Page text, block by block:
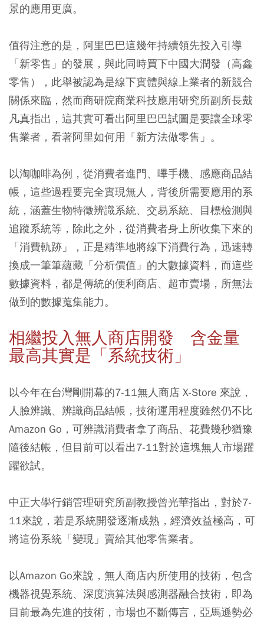
景的應用更廣。
值得注意的是，阿里巴巴這幾年持續領先投入引導
「新零售」的發展，與此同時買下中國大潤發（高鑫
零售），此舉被認為是線下實體與線上業者的新競合
關係來臨，然而商研院商業科技應用研究所副所長戴
凡真指出，這其實可看出阿里巴巴試圖是要讓全球零
售業者，看著阿里如何用「新方法做零售」。
以淘咖啡為例，從消費者進門、嗶手機、感應商品結
帳，這些過程要完全實現無人，背後所需要應用的系
統，涵蓋生物特徵辨識系統、交易系統、目標檢測與
追蹤系統等，除此之外，從消費者身上所收集下來的
「消費軌跡」，正是精準地將線下消費行為，迅速轉
換成一筆筆蘊藏「分析價值」的大數據資料，而這些
數據資料，都是傳統的便利商店、超市賣場，所無法
做到的數據蒐集能力。
相繼投入無人商店開發 含金量
最高其實是「系統技術」
以今年在台灣剛開幕的7-11無人商店 X-Store 來說，
人臉辨識、辨識商品結帳，技術運用程度雖然仍不比
Amazon Go，可辨識消費者拿了商品、花費幾秒猶豫
隨後結帳，但目前可以看出7-11對於這塊無人市場躍
躍欲試。
中正大學行銷管理研究所副教授曾光華指出，對於7-
11來說，若是系統開發逐漸成熟，經濟效益極高，可
將這份系統「變現」賣給其他零售業者。
以Amazon Go來說，無人商店內所使用的技術，包含
機器視覺系統、深度演算法與感測器融合技術，即為
目前最為先進的技術，市場也不斷傳言，亞馬遜勢必